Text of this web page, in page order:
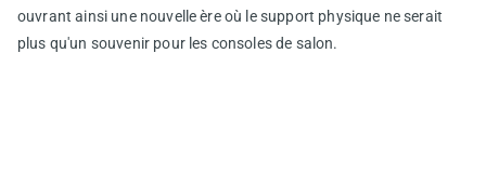
ouvrant ainsi une nouvelle ère où le support physique ne serait
plus qu'un souvenir pour les consoles de salon.